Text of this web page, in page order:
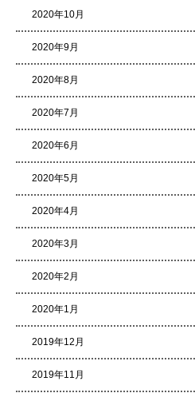
2020年10月
2020年9月
2020年8月
2020年7月
2020年6月
2020年5月
2020年4月
2020年3月
2020年2月
2020年1月
2019年12月
2019年11月